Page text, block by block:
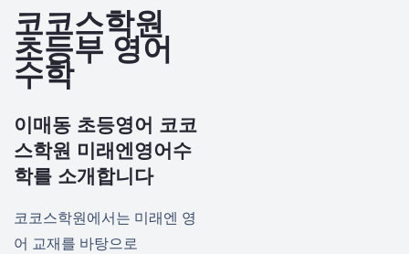
코코스학원
초등부 영어
수학
이매동 초등영어 코코
스학원 미래엔영어수
학를 소개합니다
코코스학원에서는 미래엔 영
어 교재를 바탕으로